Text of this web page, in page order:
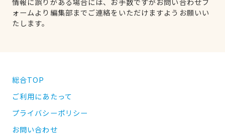
ォームより編集部までご連絡をいただけますようお願いい
たします。
総合TOP
ご利用にあたって
プライバシーポリシー
お問い合わせ